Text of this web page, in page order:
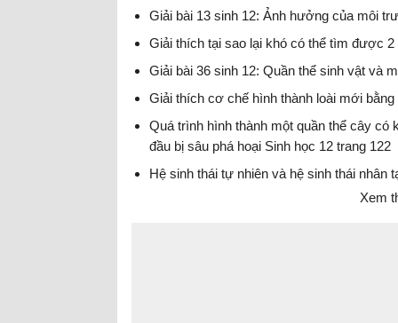
Giải bài 13 sinh 12: Ảnh hưởng của môi
Giải thích tại sao lại khó có thể tìm được
Giải bài 36 sinh 12: Quần thể sinh vật và
Giải thích cơ chế hình thành loài mới
Quá trình hình thành một quần thể cây có
đầu bị sâu phá hoại Sinh học 12 trang 122
Hệ sinh thái tự nhiên và hệ sinh thái nhân
Xem